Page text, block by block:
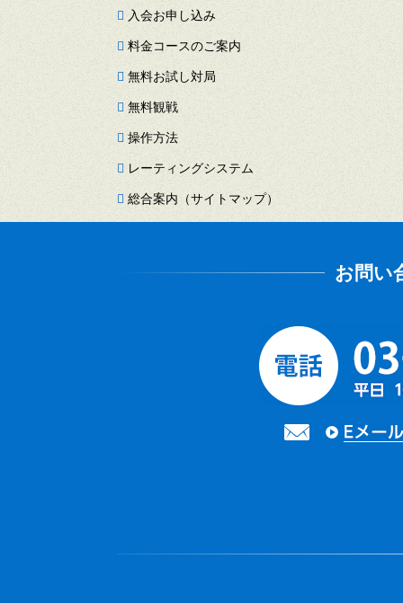
入会お申し込み
料金コースのご案内
無料お試し対局
無料観戦
操作方法
レーティングシステム
総合案内（サイトマップ）